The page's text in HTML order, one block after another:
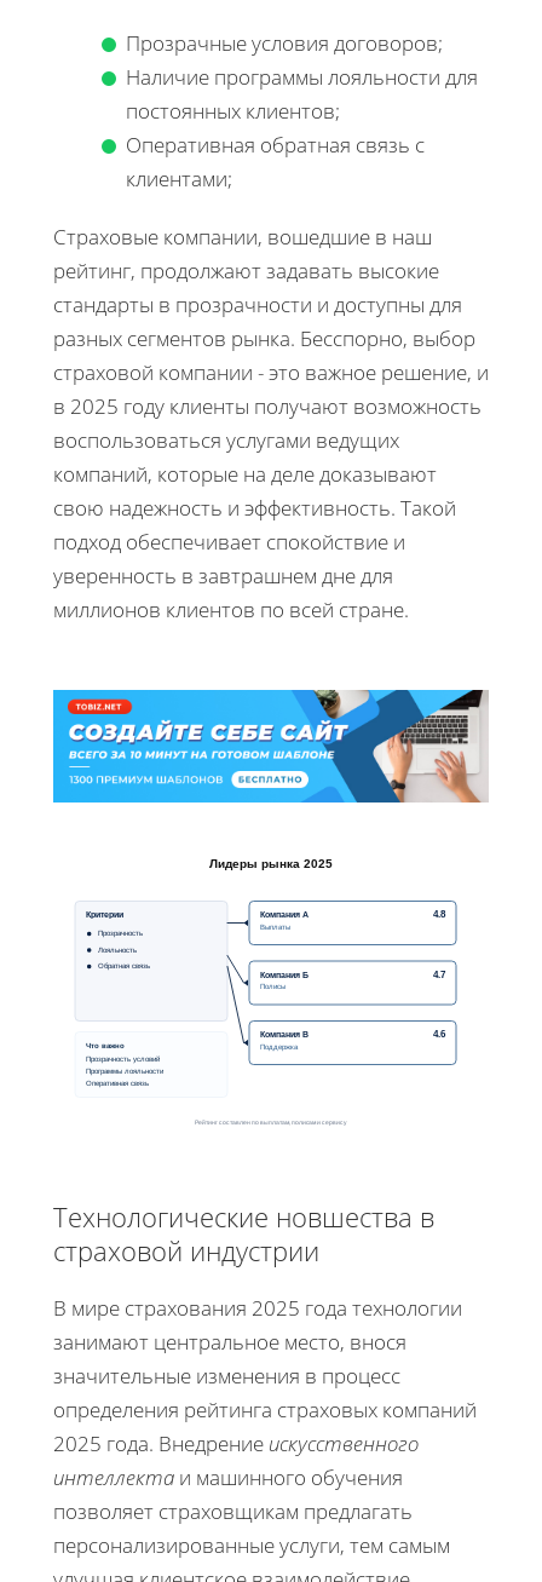
Прозрачные условия договоров;
Наличие программы лояльности для
постоянных клиентов;
Оперативная обратная связь с
клиентами;
Страховые компании, вошедшие в наш
рейтинг, продолжают задавать высокие
стандарты в прозрачности и доступны для
разных сегментов рынка. Бесспорно, выбор
страховой компании - это важное решение, и
в 2025 году клиенты получают возможность
воспользоваться услугами ведущих
компаний, которые на деле доказывают
свою надежность и эффективность. Такой
подход обеспечивает спокойствие и
уверенность в завтрашнем дне для
миллионов клиентов по всей стране.
Лидеры рынка 2025
Критерии
Прозрачность
Лояльность
Обратная связь
Компания А
Выплаты
4.8
Компания Б
Полисы
4.7
Компания В
Поддержка
4.6
Что важно
Прозрачность условий
Программы лояльности
Оперативная связь
Рейтинг составлен по выплатам, полисам и сервису
Технологические новшества в
страховой индустрии
В мире страхования 2025 года технологии
занимают центральное место, внося
значительные изменения в процесс
определения рейтинга страховых компаний
2025 года. Внедрение искусственного
интеллекта и машинного обучения
позволяет страховщикам предлагать
персонализированные услуги, тем самым